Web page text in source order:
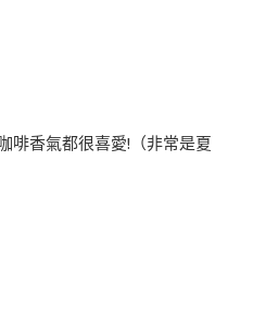
啡香氣都很喜愛!（非常是夏